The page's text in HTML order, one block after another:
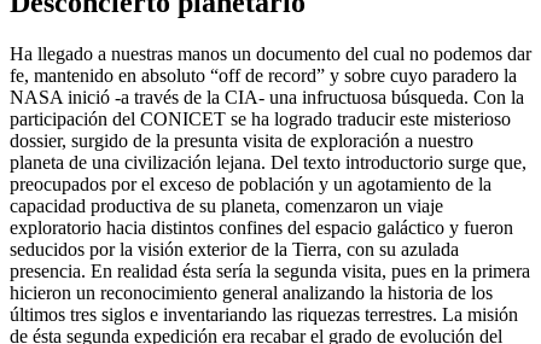
Ha llegado a nuestras manos un documento del cual no podemos dar
fe, mantenido en absoluto “off de record” y sobre cuyo paradero la
NASA inició -a través de la CIA- una infructuosa búsqueda. Con la
participación del CONICET se ha logrado traducir este misterioso
dossier, surgido de la presunta visita de exploración a nuestro
planeta de una civilización lejana. Del texto introductorio surge que,
preocupados por el exceso de población y un agotamiento de la
capacidad productiva de su planeta, comenzaron un viaje
exploratorio hacia distintos confines del espacio galáctico y fueron
seducidos por la visión exterior de la Tierra, con su azulada
presencia. En realidad ésta sería la segunda visita, pues en la primera
hicieron un reconocimiento general analizando la historia de los
últimos tres siglos e inventariando las riquezas terrestres. La misión
de ésta segunda expedición era recabar el grado de evolución del